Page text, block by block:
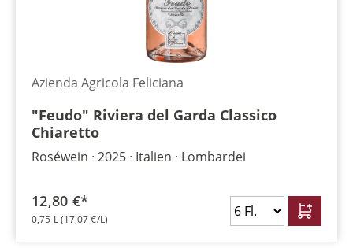
Azienda Agricola Feliciana
"Feudo" Riviera del Garda Classico
Chiaretto
Roséwein 2025 Italien Lombardei
12,80 €*
0,75 L(17,07 €/L)